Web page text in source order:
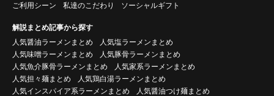
ご利用シーン
私達のこだわり ソーシャルギフト
解説まとめ記事から探す
人気醤油ラーメンまとめ
人気塩ラーメンまとめ
人気味噌ラーメンまとめ
人気豚骨ラーメンまとめ
人気魚介豚骨ラーメンまとめ
人気家系ラーメンまとめ
人気担々麺まとめ
人気鶏白湯ラーメンまとめ
人気インスパイア系ラーメンまとめ
人気醤油つけ麺まとめ